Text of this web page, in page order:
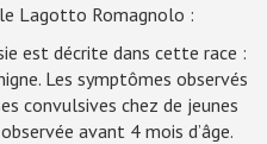
Lagotto Romagnolo :
est décrite dans cette race :
Les symptômes observés
convulsives chez de jeunes
avant 4 mois d’âge.